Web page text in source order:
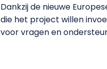
Dankzij de nieuwe
die het project willen
voor vragen en